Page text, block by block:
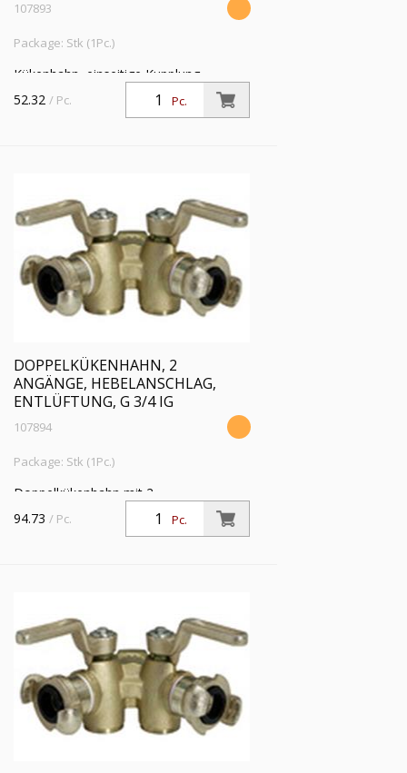
107893
Package: Stk (1Pc.)
Kükenhahn, einseitige Kupplung,
Hebelanschlag, Entlüftung, G 1 IG, DN
17, Betriebsdr. max. 10 bar,
Pc.
52.32 / Pc.
DOPPELKÜKENHAHN, 2
ANGÄNGE, HEBELANSCHLAG,
ENTLÜFTUNG, G 3/4 IG
107894
Package: Stk (1Pc.)
Doppelkükenhahn mit 2
Kupplungsabgängen, Hebelanschlag,
Entlüftung, G 3/4 IG, DN 17, PN max. 10
Pc.
94.73 / Pc.